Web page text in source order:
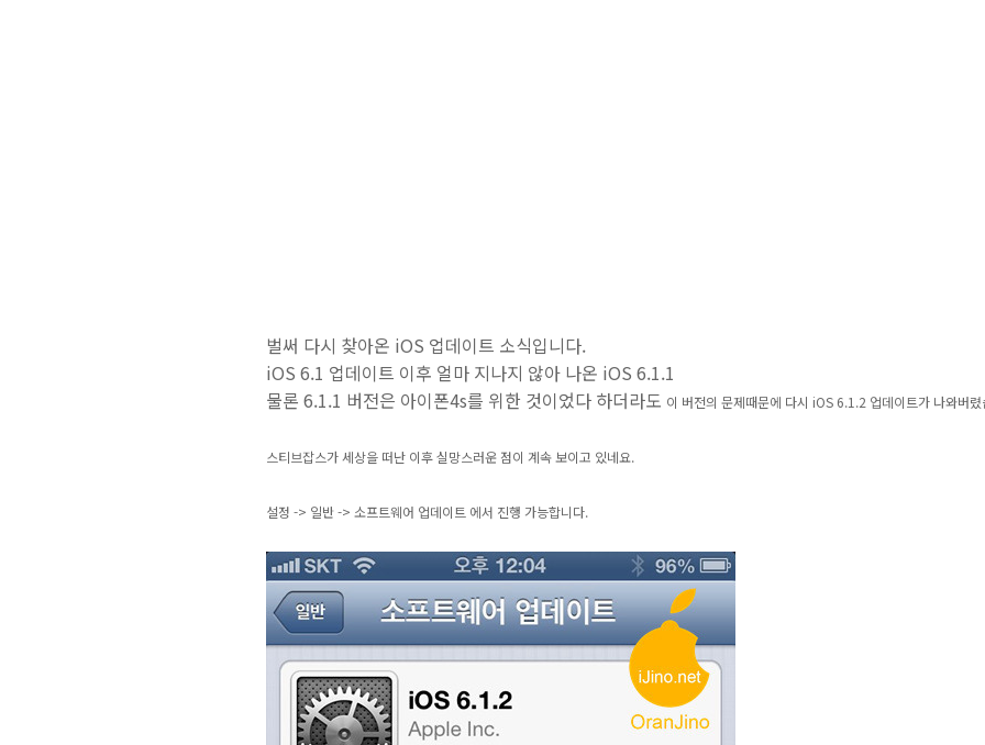
벌써 다시 찾아온 iOS 업데이트 소식입니다.
iOS 6.1 업데이트 이후 얼마 지나지 않아 나온 iOS 6.1.1
물론 6.1.1 버전은 아이폰4s를 위한 것이었다 하더라도 이 버전의 문제때문에 다시 iOS 6.1.2 업데이트가 나와버
스티브잡스가 세상을 떠난 이후 실망스러운 점이 계속 보이고 있네요.
설정 -> 일반 -> 소프트웨어 업데이트 에서 진행 가능합니다.